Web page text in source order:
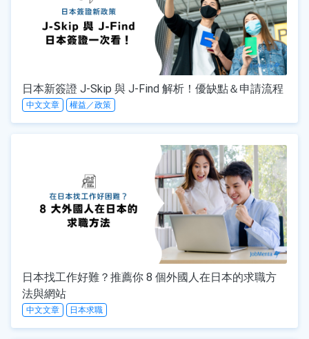
日本新簽證 J-Skip 與 J-Find 解析！優缺點＆申請流程
中文文章 權益／政策
日本找工作好難？推薦你 8 個外國人在日本的求職方
法與網站
中文文章 日本求職